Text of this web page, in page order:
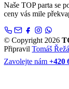
Naše TOP parta se
ceny vás mile
© Copyright 2026
Připravil Tomáš
Zavolejte nám +420